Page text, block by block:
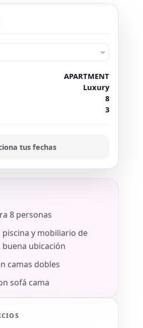
8 personas
piscina y mobiliario de
ubicación
camas dobles
sofá cama
APARTMENT
Luxury
8
3
tus fechas